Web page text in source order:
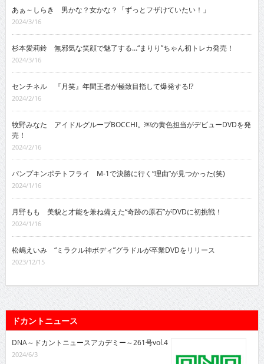
あぁ～しらき 男かな？女かな？「ずっとフザけていたい！」
2024/3/16
杉本愛莉鈴 無邪気な笑顔で魅了する…“まりり”ちゃん初トレカ発売！
2024/3/16
センチネル 『月笑』年間王者が極致目指して爆発する!?
2024/2/16
牧野みなた アイドルグループBOCCHI。￼の黄色担当がデビューDVDを発
売！
2024/2/16
パンプキンポテトフライ M-1で決勝に行く“理由”が見つかった(笑)
2024/1/16
月野もも 美貌と才能を兼ね備えた“奇跡の原石”がDVDに初挑戦！
2024/1/16
松嶋えいみ “ミラクル神ボディ”グラドルが卒業DVDをリリース
2023/12/15
ドカントニュース
DNA～ドカントニュースアカデミー～261号vol.4
2024/6/3